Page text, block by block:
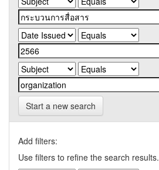
Start a new search
Add filters:
Use filters to refine the search results.